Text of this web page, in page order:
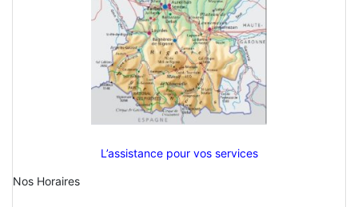
L’assistance pour vos services
Nos Horaires